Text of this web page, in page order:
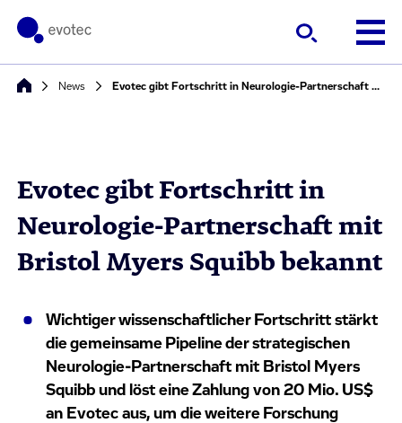
News Evotec gibt Fortschritt in Neurologie-Partnerschaft mit Bristol Myers Squibb bekannt
Evotec gibt Fortschritt in
Neurologie-Partnerschaft mit
Bristol Myers Squibb bekannt
Wichtiger wissenschaftlicher Fortschritt stärkt
die gemeinsame Pipeline der strategischen
Neurologie-Partnerschaft mit Bristol Myers
Squibb und löst eine Zahlung von 20 Mio. US$
an Evotec aus, um die weitere Forschung